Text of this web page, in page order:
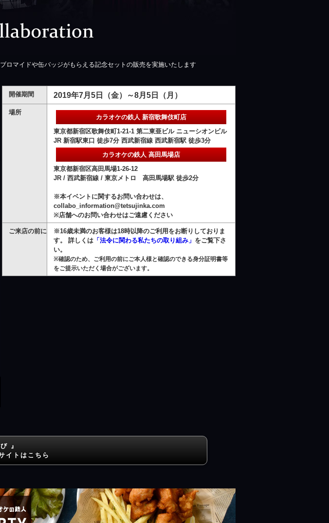
ロマイドや缶バッジがもらえる記念セットの販売を実施いたします
開催期間 2019年7月5日（金）～8月5日（月）
場所
カラオケの鉄人 新宿歌舞伎町店
東京都新宿区歌舞伎町1-21-1 第二東亜ビル ニューシオンビル
JR 新宿駅東口 徒歩7分 西武新宿線 西武新宿駅 徒歩3分
カラオケの鉄人 高田馬場店
東京都新宿区高田馬場1-26-12
JR / 西武新宿線 / 東京メトロ 高田馬場駅 徒歩2分
※本イベントに関するお問い合わせは、
collabo_information@tetsujinka.com
※店舗へのお問い合わせはご遠慮ください
ご来店の前に
※16歳未満のお客様は18時以降のご利用をお断りしておりま
す。 詳しくは 「法令に関わる私たちの取り組み」 をご覧下さ
い。
※確認のため、ご利用の前にご本人様と確認のできる身分証明書等
をご提示いただく場合がございます。
び 』
イトはこちら